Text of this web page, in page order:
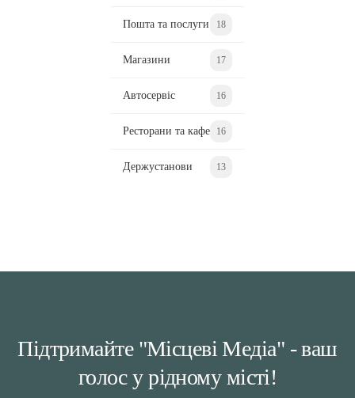
Пошта та послуги 18
Магазини 17
Автосервіс 16
Ресторани та кафе 16
Держустанови 13
Підтримайте "Місцеві Медіа" - ваш
голос у рідному місті!